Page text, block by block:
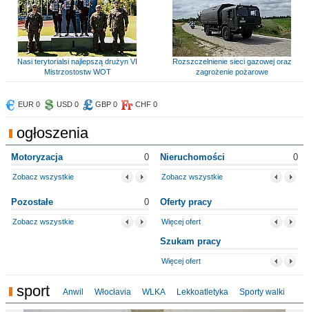
Nasi terytorialsi najlepszą drużyn VI
Mistrzostostw WOT
Rozszczelnienie sieci gazowej oraz
zagrożenie pożarowe
EUR 0 USD 0 GBP 0 CHF 0
ogłoszenia
Motoryzacja 0
Zobacz wszystkie
Nieruchomości 0
Zobacz wszystkie
Pozostałe 0
Zobacz wszystkie
Oferty pracy
Więcej ofert
Szukam pracy
Więcej ofert
sport Anwil Włocłavia WLKA Lekkoatletyka Sporty walki